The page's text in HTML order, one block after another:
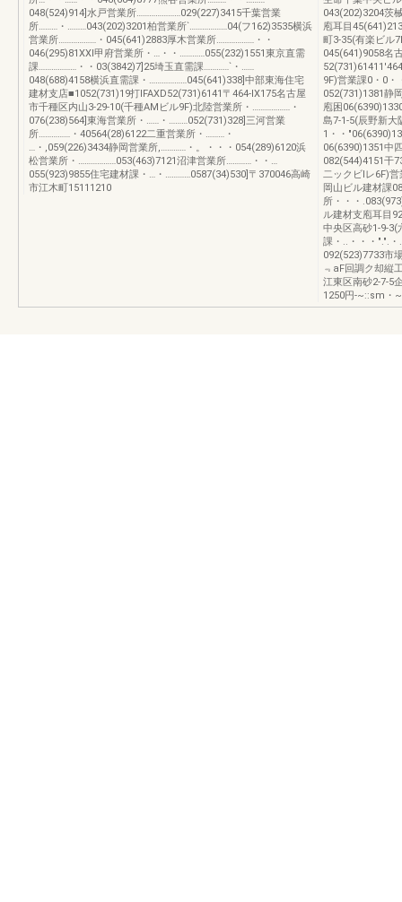
048(524)914]水戸営業所…………………029(227)3415千葉営業
所………・………043(202)3201柏営業所`………………04(フ162)3535横浜
営業所………………・045(641)2883厚木営業所………………・・
046(295)81XXl甲府営業所・…・・…………055(232)1551東京直需
課………………・・03(3842)7]25埼玉直需課…………`・……
048(688)4158横浜直需課・………………045(641)338]中部東海住宅
建材支店■1052(731)19打IFAXD52(731)6141〒464-lX175名古屋
市千種区内山3-29-10(千種AMビル9F)北陸営業所・………………・
076(238)564]東海営業所・……・………052(731)328]三河営業
所……………・40564(28)6122二重営業所・………・
…・,059(226)3434静岡営業所,…………・。・・・054(289)6120浜
松営業所・………………053(463)7121沼津営業所…………・・…
055(923)9855住宅建材課・…・…………0587(34)530]〒370046高崎
市江木町15111210
043(202)3204茨
庖耳目
町3-35(有楽ビル
045(641)9058名
9F)営業課0・0・
052(731)1381静
庖困
島7-1-5(辰野新大
1・・
06(6390)1351中
082(544)4151干
二ックビlレ6F)
岡山ビル建材課
所・・・
ル建材支庖耳目
中央区高砂1-9-3(
課・..・・・".".
092(523)7733市
﹃aF回調ク却縦
江東区南砂2-7-5
1250円-~::sm・